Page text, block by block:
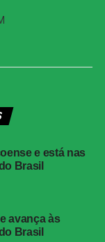
A
do Sul (RS)
e está nas
Brasil
avança às
Brasil